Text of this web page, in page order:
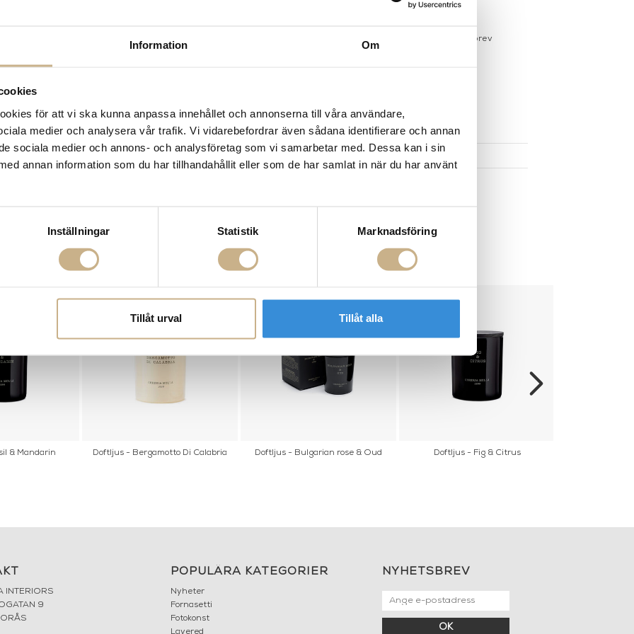
Information Om
för att vi ska kunna anpassa innehållet och annonserna till våra användare,
medier och analysera vår trafik. Vi vidarebefordrar även sådana identifierare och annan
sociala medier och annons- och analysföretag som vi samarbetar med. Dessa kan i sin
annan information som du har tillhandahållit eller som de har samlat in när du har använt
Inställningar Statistik Marknadsföring
Tillåt urval Tillåt alla
när du registrerar dig för vårt nyhetsbrev
BESKRIVNING
& Mandarin Doftljus - Bergamotto Di Calabria Doftljus - Bulgarian rose & Oud Doftljus - Fig & Citrus
INTERIORS
9
POPULÄRA KATEGORIER
Nyheter
Fornasetti
Fotokonst
Layered
NYHETSBREV
OK